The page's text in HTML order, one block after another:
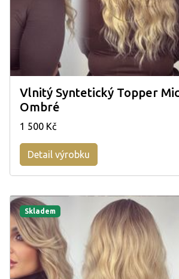
Vlnitý Syntetický Topper
Ombré
1 500 Kč
Detail výrobku
Skladem